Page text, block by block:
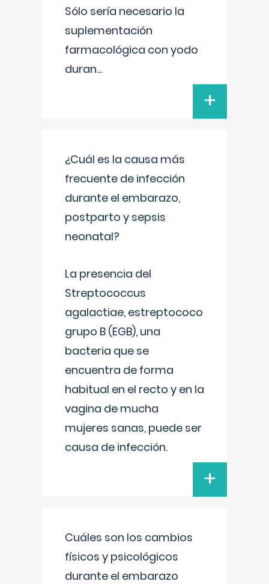
Sólo sería necesario la
suplementación
farmacológica con yodo
duran...
+
¿Cuál es la causa más
frecuente de infección
durante el embarazo,
postparto y sepsis
neonatal?
La presencia del
Streptococcus
agalactiae, estreptococo
grupo B (EGB), una
bacteria que se
encuentra de forma
habitual en el recto y en la
vagina de mucha
mujeres sanas, puede ser
causa de infección.
+
Cuáles son los cambios
físicos y psicológicos
durante el embarazo